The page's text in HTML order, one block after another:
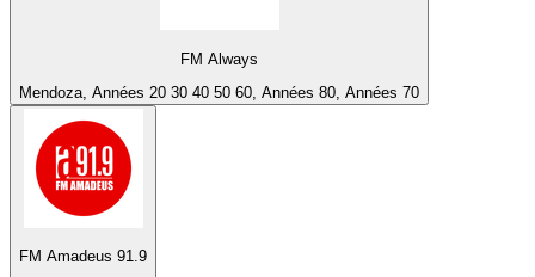
FM Always
Mendoza, Années 20 30 40 50 60, Années 80, Années 70
FM Amadeus 91.9